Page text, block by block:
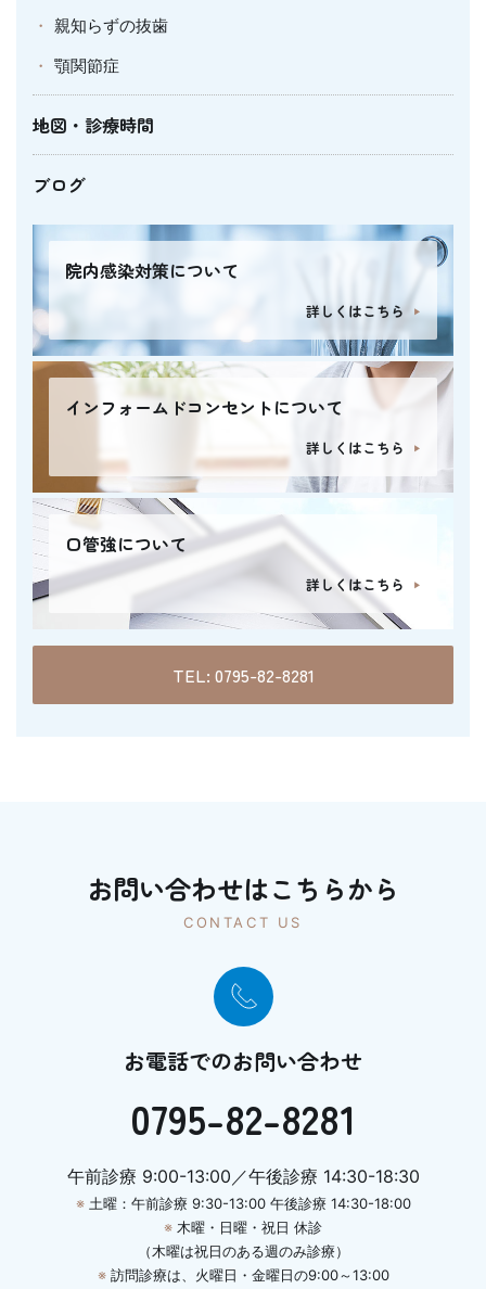
親知らずの抜歯
顎関節症
地図・診療時間
ブログ
院内感染対策について
詳しくはこちら
インフォームドコンセントについて
詳しくはこちら
口管強について
詳しくはこちら
TEL: 0795-82-8281
お問い合わせはこちらから
CONTACT US
お電話でのお問い合わせ
0795-82-8281
午前診療 9:00-13:00／午後診療 14:30-18:30
※土曜：午前診療 9:30-13:00 午後診療 14:30-18:00
※ 木曜・日曜・祝日 休診
（木曜は祝日のある週のみ診療）
※訪問診療は、火曜日・金曜日の9:00～13:00